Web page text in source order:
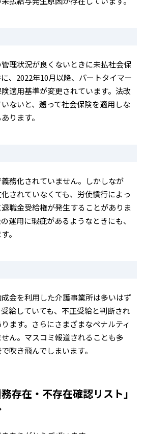
理状況が良くないときに未払社会保
、2022年10月以降、パートタイマー
適用基準が変更されています。法改
ないと、遡って社会保険を適用しな
ります。
務化されていません。しかしなが
されていなくても、労使慣行によっ
職金受給権が発生することがありま
運用に瑕疵があるようなときにも、
。
金を利用した介護事業所は多いはず
給していても、不正受給と判断され
ます。さらにさまざまなペナルティ
ん。マスコミ報道されることも多
吹き飛んでしまいます。
存在・不存在確認リスト」